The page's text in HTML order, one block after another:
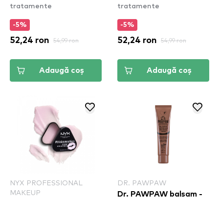
tratamente
-5%
52,24 ron 54,99 ron
Adaugă coș
tratamente
-5%
52,24 ron 54,99 ron
Adaugă coș
NYX PROFESSIONAL
MAKEUP
DR. PAWPAW
Dr. PAWPAW balsam -